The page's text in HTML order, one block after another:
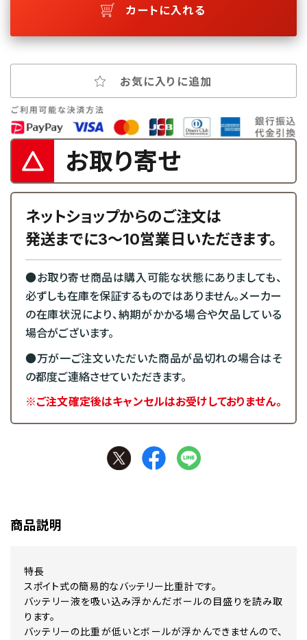
カートに入れる
お気に入りに追加
お取り寄せ
ネットショップからのご注文は
発送までに3～10営業日いただきます。
●お取り寄せ商品は購入可能な状態にありましても、
必ずしも在庫を保証するものではありません。メーカー
の在庫状況により、納期がかかる場合や欠品している
場合がございます。
●万が一ご注文いただいた商品が品切れの場合はそ
の都度ご連絡させていただきます。
※ご注文確定後はキャンセルはお受けしておりません。
商品説明
特長
スポイト式の簡易的なバッテリー比重計です。
バッテリー液を吸い込み浮かんだボールの目盛りを読み取
ります。
バッテリーの比重が低いとボールが浮かんできませんので、